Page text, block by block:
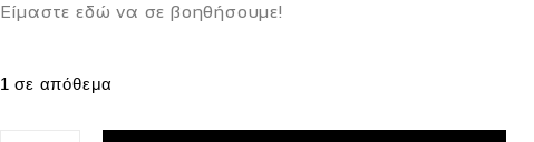
Eίμαστε εδώ να σε βοηθήσουμε!
1 σε απόθεμα